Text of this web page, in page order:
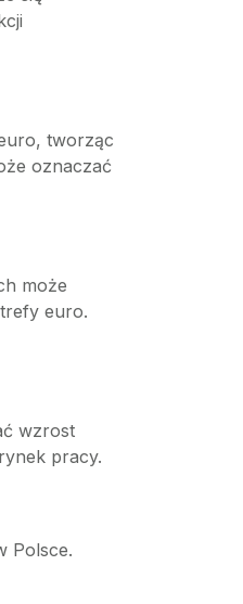
tworząc
oznaczać
może
euro.
wzrost
pracy.
Polsce.